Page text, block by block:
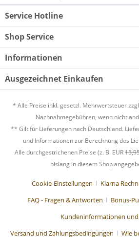
Service Hotline
Shop Service
Informationen
Ausgezeichnet Einkaufen
* Alle Preise inkl. gesetzl. Mehrwertsteuer
Nachnahmegebühren, wenn nicht
** Gilt für Lieferungen nach Deutschland.
und Informationen zur Berechnung des
Alle durchgestrichenen Preise (z. B. EUR
bislang in diesem Shop
Cookie-Einstellungen Klarna
FAQ - Fragen & Antworten
Bonus-
Kundeninformationen und
Versand und Zahlungsbedingungen
Wie